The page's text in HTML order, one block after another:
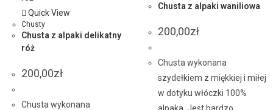
Quick View
Chusty
Chusta z alpaki delikatny
róż
200,00zł
Chusta wykonana
Chusta z alpaki waniliowa
200,00zł
Chusta wykonana
szydełkiem z miękkiej i miłej
w dotyku włóczki 100%
alpaka. Jest bardzo